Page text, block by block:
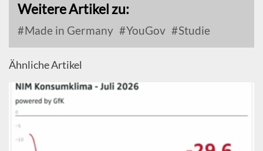
Weitere Artikel zu:
Made in Germany YouGov Studie
Ähnliche Artikel